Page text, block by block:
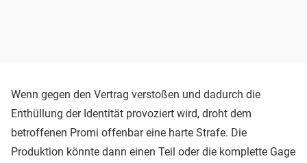
Wenn gegen den Vertrag verstoßen und dadurch die
Enthüllung der Identität provoziert wird, droht dem
betroffenen Promi offenbar eine harte Strafe. Die
Produktion könnte dann einen Teil oder die komplette Gage